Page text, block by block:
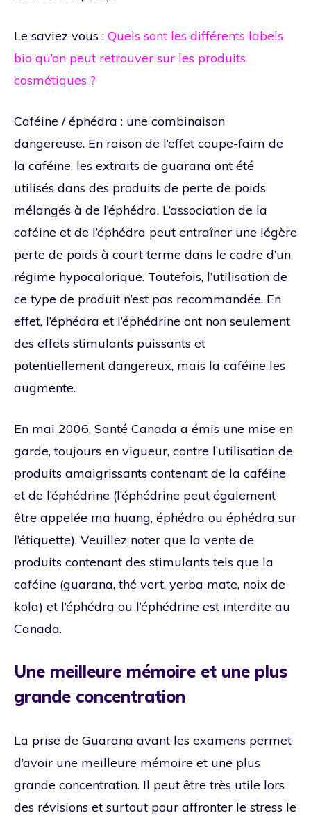
Le saviez vous : Quels sont les différents labels
bio qu’on peut retrouver sur les produits
cosmétiques ?
Caféine / éphédra : une combinaison
dangereuse. En raison de l’effet coupe-faim de
la caféine, les extraits de guarana ont été
utilisés dans des produits de perte de poids
mélangés à de l’éphédra. L’association de la
caféine et de l’éphédra peut entraîner une légère
perte de poids à court terme dans le cadre d’un
régime hypocalorique. Toutefois, l’utilisation de
ce type de produit n’est pas recommandée. En
effet, l’éphédra et l’éphédrine ont non seulement
des effets stimulants puissants et
potentiellement dangereux, mais la caféine les
augmente.
En mai 2006, Santé Canada a émis une mise en
garde, toujours en vigueur, contre l’utilisation de
produits amaigrissants contenant de la caféine
et de l’éphédrine (l’éphédrine peut également
être appelée ma huang, éphédra ou éphédra sur
l’étiquette). Veuillez noter que la vente de
produits contenant des stimulants tels que la
caféine (guarana, thé vert, yerba mate, noix de
kola) et l’éphédra ou l’éphédrine est interdite au
Canada.
Une meilleure mémoire et une plus
grande concentration
La prise de Guarana avant les examens permet
d’avoir une meilleure mémoire et une plus
grande concentration. Il peut être très utile lors
des révisions et surtout pour affronter le stress le